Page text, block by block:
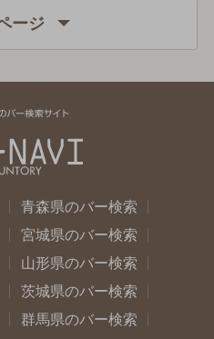
ージ
青森県のバー検索
宮城県のバー検索
山形県のバー検索
茨城県のバー検索
群馬県のバー検索